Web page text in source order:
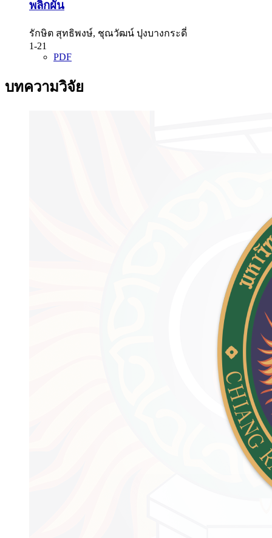
พลิกผัน
รักษิต สุทธิพงษ์, ชุณวัฒน์ ปุงบางกระดี่
1-21
PDF
บทความวิจัย